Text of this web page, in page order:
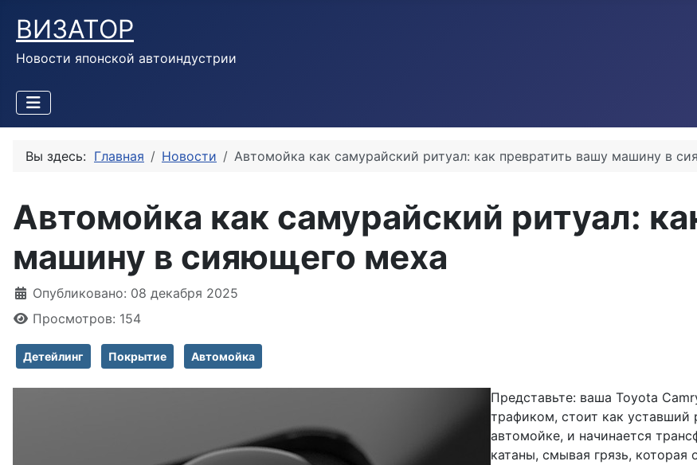
ВИЗАТОР
Новости японской автоиндустрии
Вы здесь: Главная Новости Автомойка как самурайский ритуал: как превратить вашу машину в
Автомойка как самурайский ритуал:
машину в сияющего меха
Информация о материале
Опубликовано: 08 декабря 2025
Просмотров: 154
Детейлинг Покрытие Автомойка
Представьте: ваша Toyota
трафиком, стоит как уставший
автомойке, и начинается
катаны, смывая грязь, которая